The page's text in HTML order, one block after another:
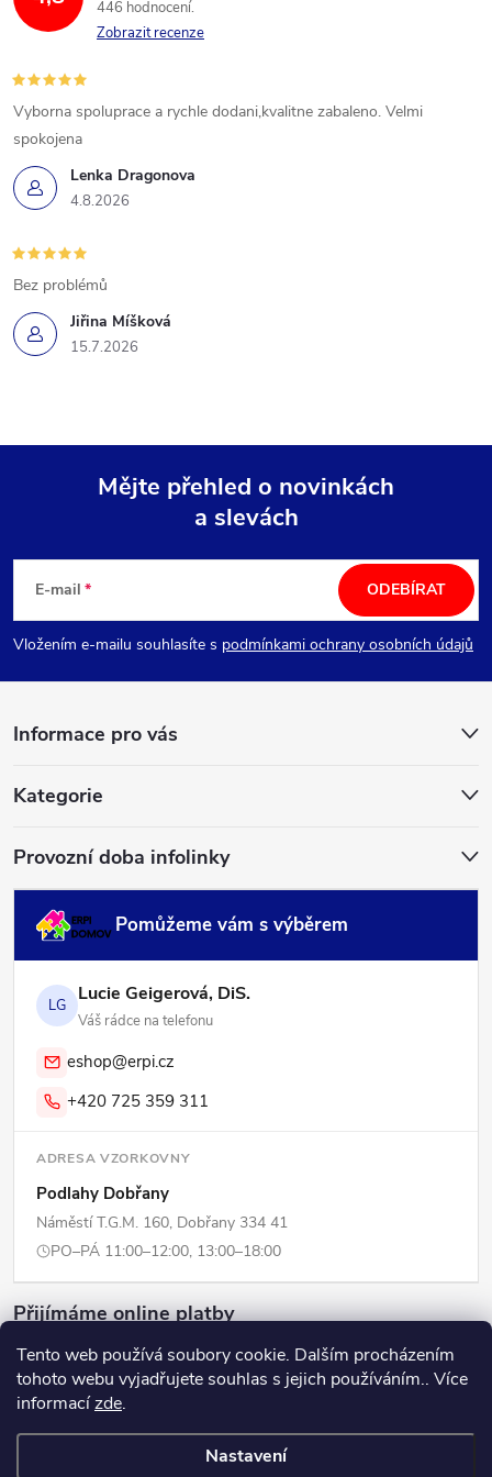
Tento web používá soubory cookie. Dalším procházením
tohoto webu vyjadřujete souhlas s jejich používáním.. Více
informacízde.
Nastavení
446 hodnocení
Zobrazit recenze
Lenka Dragonova
4.8.2026
Vyborna spoluprace a rychle dodani,kvalitne zabaleno. Velmi
spokojena
Jiřina Míšková
15.7.2026
Bez problémů
p
a
Mějte přehled o novinkách
a slevách
E-mail
Vložením e-mailu souhlasíte s podmínkami ochrany osobních údajů
ODEBÍRAT
Informace pro vás
Kategorie
Provozní doba infolinky
Pomůžeme vám s výběrem
LG Lucie Geigerová, DiS.
Váš rádce na telefonu
eshop@erpi.cz
+420 725 359 311
ADRESA VZORKOVNY
Podlahy Dobřany
Náměstí T.G.M. 160, Dobřany 334 41
PO–PÁ 11:00–12:00, 13:00–18:00
Přijímáme online platby
ERPI - Domov. Všechna práva vyhrazena.